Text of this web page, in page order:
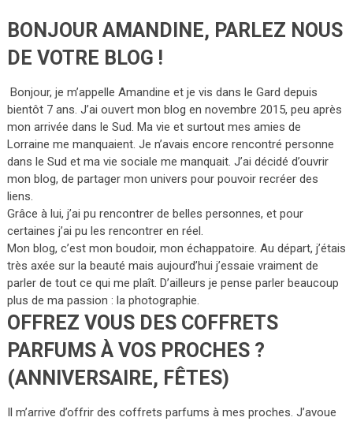
BONJOUR AMANDINE, PARLEZ NOUS
DE VOTRE BLOG !
Bonjour, je m’appelle Amandine et je vis dans le Gard depuis
bientôt 7 ans. J’ai ouvert mon blog en novembre 2015, peu après
mon arrivée dans le Sud. Ma vie et surtout mes amies de
Lorraine me manquaient. Je n’avais encore rencontré personne
dans le Sud et ma vie sociale me manquait. J’ai décidé d’ouvrir
mon blog, de partager mon univers pour pouvoir recréer des
liens.
Grâce à lui, j’ai pu rencontrer de belles personnes, et pour
certaines j’ai pu les rencontrer en réel.
Mon blog, c’est mon boudoir, mon échappatoire. Au départ, j’étais
très axée sur la beauté mais aujourd’hui j’essaie vraiment de
parler de tout ce qui me plaît. D’ailleurs je pense parler beaucoup
plus de ma passion : la photographie.
OFFREZ VOUS DES COFFRETS
PARFUMS À VOS PROCHES ?
(ANNIVERSAIRE, FÊTES)
Il m’arrive d’offrir des coffrets parfums à mes proches. J’avoue